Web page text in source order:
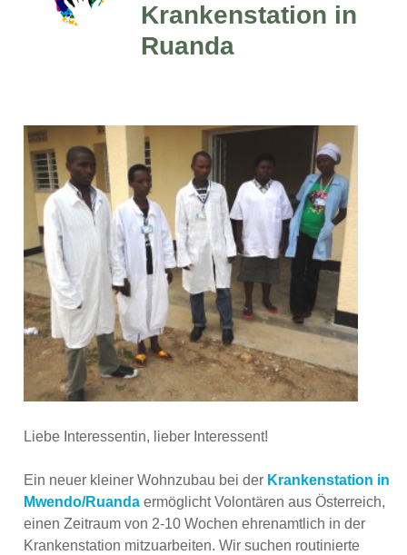
Krankenstation in
Ruanda
Liebe Interessentin, lieber Interessent!
Ein neuer kleiner Wohnzubau bei der Krankenstation in
Mwendo/Ruanda ermöglicht Volontären aus Österreich,
einen Zeitraum von 2-10 Wochen ehrenamtlich in der
Krankenstation mitzuarbeiten. Wir suchen routinierte